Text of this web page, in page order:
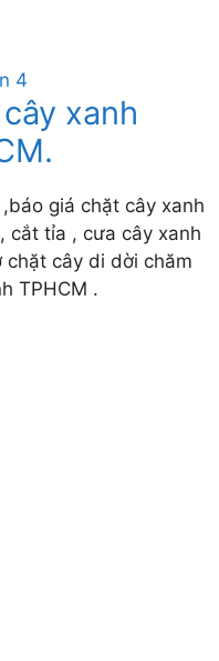
xanh
giá chặt cây xanh
cắt tỉa , cưa cây xanh
cây di dời chăm
TPHCM .